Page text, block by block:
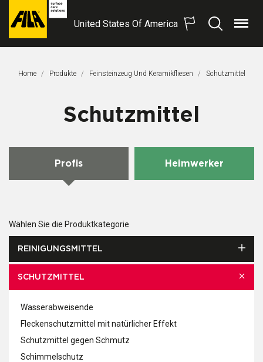
FILA
S.p.A.
United States Of America
SuchenMenü
Home Produkte Feinsteinzeug Und Keramikfliesen Aktuelle Seite:
Schutzmittel
Schutzmittel
Profis Heimwerker
Wählen Sie die Produktkategorie
REINIGUNGSMITTEL
SCHUTZMITTEL
Wasserabweisende
Fleckenschutzmittel mit natürlicher Effekt
Schutzmittel gegen Schmutz
Schimmelschutz